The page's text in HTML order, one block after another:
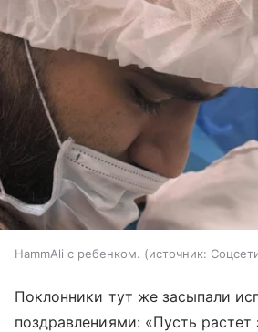
HammAli с ребенком. источник:
Поклонники тут же засыпали
поздравлениями: «Пусть